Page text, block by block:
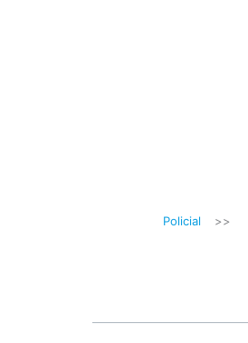
Policial >>